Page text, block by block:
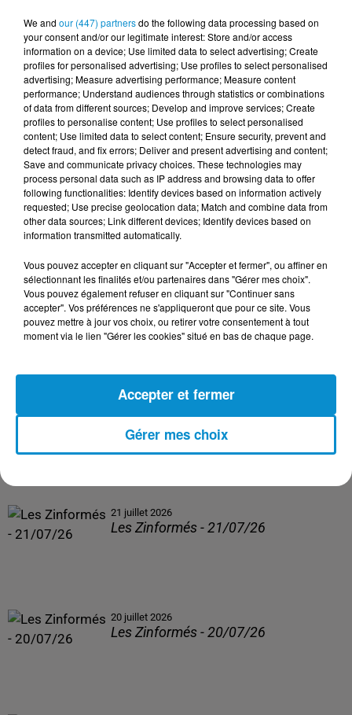
DERNIERS PODCASTS
24 juillet 2026
Les Zinformés - 24/07/26
23 juillet 2026
Les Zinformés - 23/07/26
21 juillet 2026
Les Zinformés - 21/07/26
20 juillet 2026
Les Zinformés - 20/07/26
We and our (447) partnersdo the following data processing based on
your consent and/or our legitimate interest: Store and/or access
information on a device; Use limited data to select advertising; Create
profiles for personalised advertising; Use profiles to select personalised
advertising; Measure advertising performance; Measure content
performance; Understand audiences through statistics or combinations
of data from different sources; Develop and improve services; Create
profiles to personalise content; Use profiles to select personalised
content; Use limited data to select content; Ensure security, prevent and
detect fraud, and fix errors; Deliver and present advertising and content;
Save and communicate privacy choices. These technologies may
process personal data such as IP address and browsing data to offer
following functionalities: Identify devices based on information actively
requested; Use precise geolocation data; Match and combine data from
other data sources; Link different devices; Identify devices based on
information transmitted automatically.
Vous pouvez accepter en cliquant sur "Accepter et fermer", ou affiner en
sélectionnant les finalités et/ou partenaires dans "Gérer mes choix".
Vous pouvez également refuser en cliquant sur "Continuer sans
accepter". Vos préférences ne s'appliqueront que pour ce site. Vous
pouvez mettre à jour vos choix, ou retirer votre consentement à tout
moment via le lien "Gérer les cookies" situé en bas de chaque page.
Gérer mes choix
Accepter et fermer